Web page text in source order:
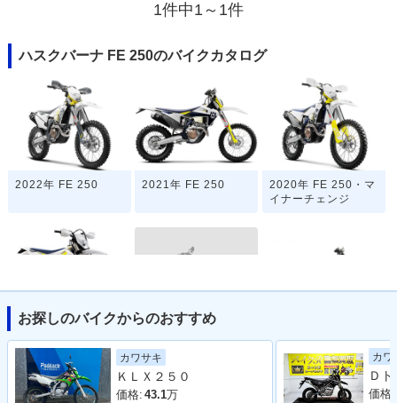
1件中1～1件
ハスクバーナ FE 250のバイクカタログ
2022年 FE 250 2021年 FE 250
2020年 FE 250・マ
イナーチェンジ
お探しのバイクからのおすすめ
カワサキ
ＫＬＸ２５０
価格: 43.1万
カワ
価格: